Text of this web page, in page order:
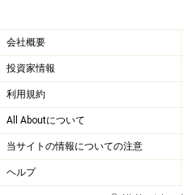
会社概要
投資家情報
利用規約
All Aboutについて
当サイトの情報についての注意
ヘルプ